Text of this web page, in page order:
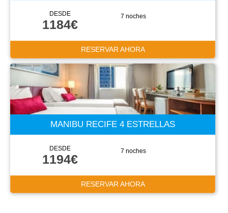
DESDE
1184€
7 noches
RESERVAR AHORA
MANIBU RECIFE 4 ESTRELLAS
DESDE
1194€
7 noches
RESERVAR AHORA